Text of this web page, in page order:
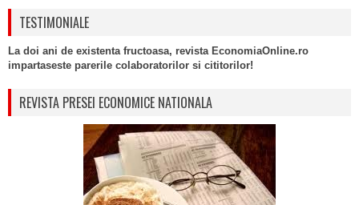
TESTIMONIALE
La doi ani de existenta fructoasa, revista EconomiaOnline.ro
impartaseste parerile colaboratorilor si cititorilor!
REVISTA PRESEI ECONOMICE NATIONALA